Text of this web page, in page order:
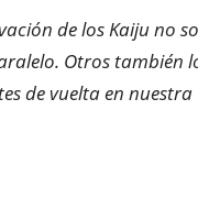
de los Kaiju no
Otros también
de vuelta en nuestra